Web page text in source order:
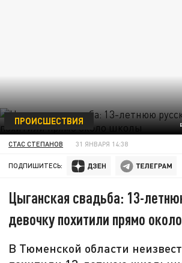
ПРОИСШЕСТВИЯ
СТАС СТЕПАНОВ 31 ЯНВАРЯ 14:38
ПОДПИШИТЕСЬ:
Цыганская свадьба: 13-
девочку похитили прямо
В Тюменской области